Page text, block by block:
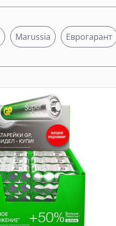
Marussia Еврогарант